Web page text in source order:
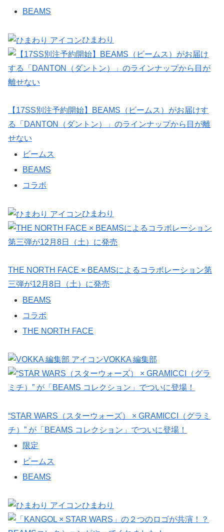
BEAMS
ひまわり
【17SS別注予約開始】BEAMS（ビームス）がお届けす
る「DANTON（ダントン）」のラインナップから目が離
せない
ビームス
BEAMS
コラボ
ひまわり
THE NORTH FACE × BEAMSによるコラボレーション第
三弾が12月8日（土）に発売
BEAMS
コラボ
THE NORTH FACE
VOKKA 編集部
“STAR WARS（スターウォーズ） × GRAMICCI（グラミ
チ）” が「BEAMS コレクション」でついに登場！
限定
ビームス
BEAMS
ひまわり